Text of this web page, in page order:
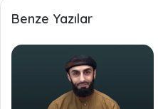
Benze Yazılar